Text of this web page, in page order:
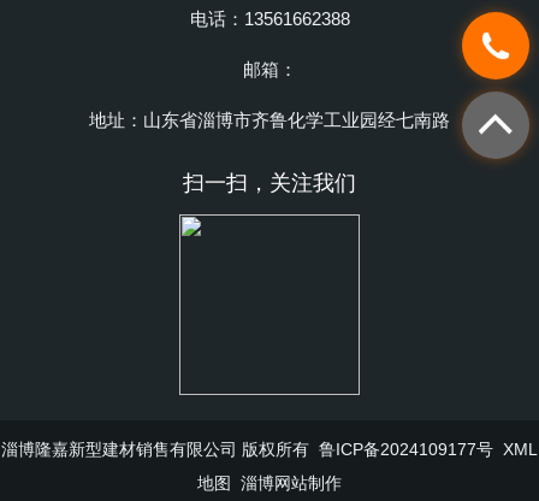
电话：13561662388
邮箱：
地址：山东省淄博市齐鲁化学工业园经七南路
扫一扫，关注我们
淄博隆嘉新型建材销售有限公司 版权所有 鲁ICP备2024109177号 XML
地图
淄博网站制作